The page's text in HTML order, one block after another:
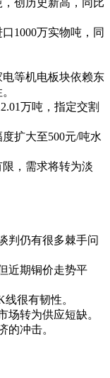
1000万实物吨，同
等机电板块依赖东
万吨，指定交割
扩大至500元/吨水
，需求将转为淡
判仍有很多棘手问
近期铜价走势平
很有韧性。
场转为供应短缺。
的冲击。